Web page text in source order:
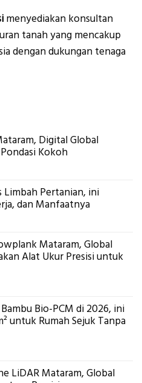
menyediakan konsultan
tanah yang mencakup
dengan dukungan tenaga
Digital Global
Kokoh
Limbah Pertanian, ini
dan Manfaatnya
Mataram, Global
Alat Ukur Presisi untuk
Bio-PCM di 2026, ini
untuk Rumah Sejuk Tanpa
LiDAR Mataram, Global